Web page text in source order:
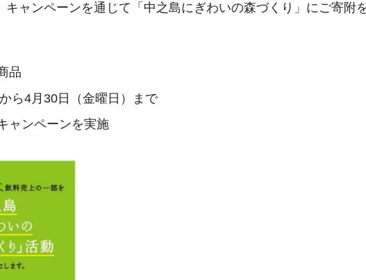
ャンペーンを通じて「中之島にぎわいの森づくり」にご寄附
品
ら4月30日（金曜日）まで
ャンペーンを実施